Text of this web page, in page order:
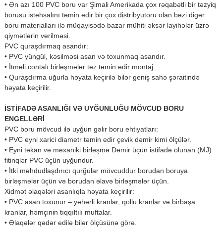
• Ən azı 100 PVC boru var Şimali Amerikada çox rəqabətli bir təzyiq
borusu istehsalını təmin edir bir çox distribyutoru olan bəzi digər
boru materialları ilə müqayisədə bazar mühiti əksər layihələr üzrə
qiymətlərin verilməsi.
PVC quraşdırmaq asandır:
• PVC yüngül, kəsilməsi asan və toxunmaq asandır.
• İtməli contalı birləşmələr tez təmin edir montaj.
• Quraşdırma uğurla həyata keçirilə bilər geniş sahə şəraitində
həyata keçirilir.
İSTİFADƏ ASANLIĞI VƏ UYĞUNLUĞU MÖVCUD BORU
ENGELLƏRİ
PVC boru mövcud ilə uyğun gəlir boru ehtiyatları:
• PVC eyni xarici diametr təmin edir çevik dəmir kimi ölçülər.
• Eyni təkan və mexaniki birləşmə Dəmir üçün istifadə olunan (MJ)
fitinqlər PVC üçün uyğundur.
• İtki məhdudlaşdırıcı qurğular mövcuddur borudan boruya
birləşmələr üçün və borudan əlavə birləşmələr üçün.
Xidmət əlaqələri asanlıqla həyata keçirilir:
• PVC asan toxunur – yəhərli kranlar, qollu kranlar və birbaşa
kranlar, həmçinin tıqqıltılı muftalar.
• Əlaqələr qədər edilə bilər ölçüsünə görə.